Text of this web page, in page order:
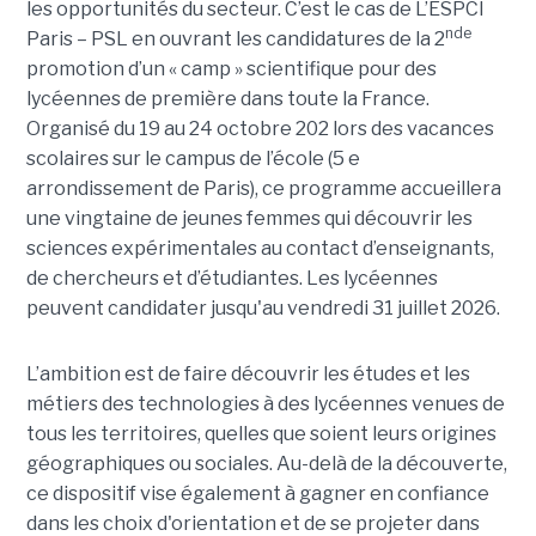
les opportunités du secteur. C’est le cas de L’ESPCI
Paris – PSL en ouvrant les candidatures de la 2nde
promotion d’un « camp » scientifique pour des
lycéennes de première dans toute la France.
Organisé du 19 au 24 octobre 202 lors des vacances
scolaires sur le campus de l’école (5 e
arrondissement de Paris), ce programme accueillera
une vingtaine de jeunes femmes qui découvrir les
sciences expérimentales au contact d’enseignants,
de chercheurs et d’étudiantes. Les lycéennes
peuvent candidater jusqu'au vendredi 31 juillet 2026.
L’ambition est de faire découvrir les études et les
métiers des technologies à des lycéennes venues de
tous les territoires, quelles que soient leurs origines
géographiques ou sociales. Au-delà de la découverte,
ce dispositif vise également à gagner en confiance
dans les choix d'orientation et de se projeter dans